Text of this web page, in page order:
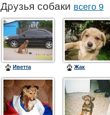
Друзья собаки всего 9
Иветта Жак